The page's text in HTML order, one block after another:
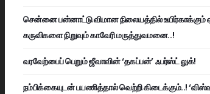
சென்னை பன்னாட்டு விமான நிலையத்தில் உயிர்காக்கும்
கருவிகளை நிறுவும் காவேரி மருத்துவமனை..!
வரவேற்பைப் பெறும் ஜீவாவின் ‘தகப்பன்’ ஃபர்ஸ்ட் லுக்!
நம்பிக்கையுடன் பயணித்தால் வெற்றி கிடைக்கும்..!